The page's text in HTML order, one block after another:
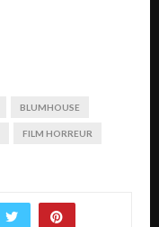
BLUMHOUSE
FILM HORREUR